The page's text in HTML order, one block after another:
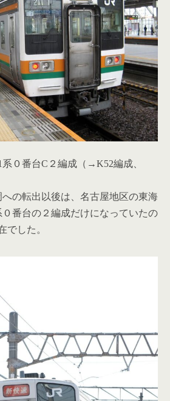
０番台C２編成（→K52編成、
への転出以後は、名古屋地区の東海
番台の２編成だけになっていたの
でした。